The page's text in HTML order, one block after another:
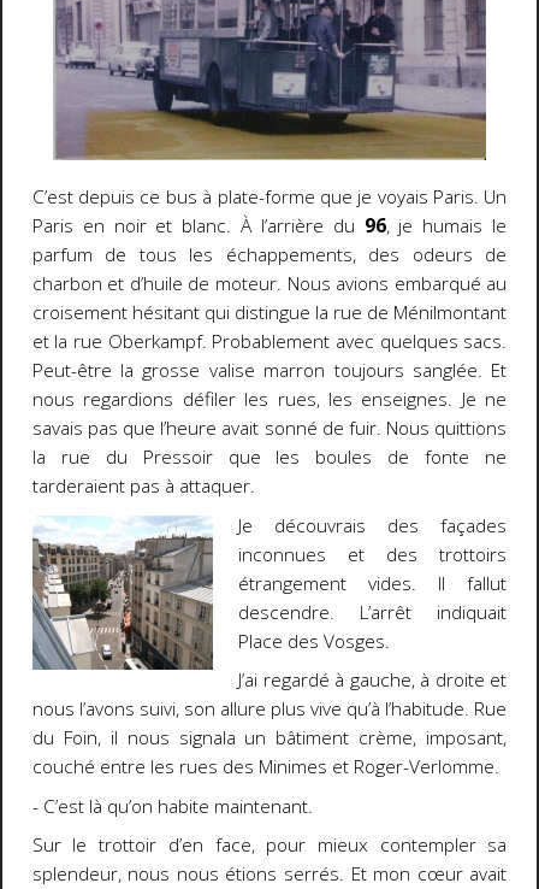
C’est depuis ce bus à plate-forme que je voyais Paris. Un
Paris en noir et blanc. À l’arrière du 96, je humais le
parfum de tous les échappements, des odeurs de
charbon et d’huile de moteur. Nous avions embarqué au
croisement hésitant qui distingue la rue de Ménilmontant
et la rue Oberkampf. Probablement avec quelques sacs.
Peut-être la grosse valise marron toujours sanglée. Et
nous regardions défiler les rues, les enseignes. Je ne
savais pas que l’heure avait sonné de fuir. Nous quittions
la rue du Pressoir que les boules de fonte ne
tarderaient pas à attaquer.
Je découvrais des façades
inconnues et des trottoirs
étrangement vides. Il fallut
descendre. L’arrêt indiquait
Place des Vosges.
J’ai regardé à gauche, à droite et
nous l’avons suivi, son allure plus vive qu’à l’habitude. Rue
du Foin, il nous signala un bâtiment crème, imposant,
couché entre les rues des Minimes et Roger-Verlomme.
- C’est là qu’on habite maintenant.
Sur le trottoir d’en face, pour mieux contempler sa
splendeur, nous nous étions serrés. Et mon cœur avait